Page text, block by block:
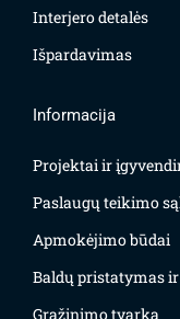
Interjero detalės
Išpardavimas
Informacija
Projektai ir
Paslaugų teikimo
Apmokėjimo būdai
Baldų pristatymas
Grąžinimo tvarka